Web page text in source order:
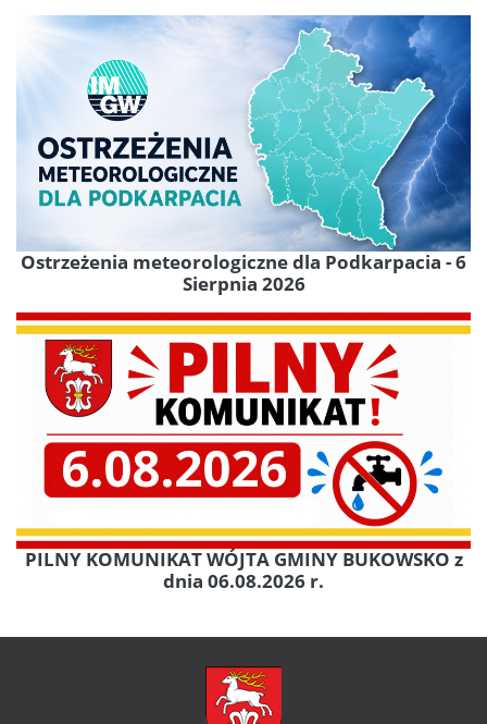
Ostrzeżenia meteorologiczne dla Podkarpacia - 6
Sierpnia 2026
PILNY KOMUNIKAT WÓJTA GMINY BUKOWSKO z
dnia 06.08.2026 r.